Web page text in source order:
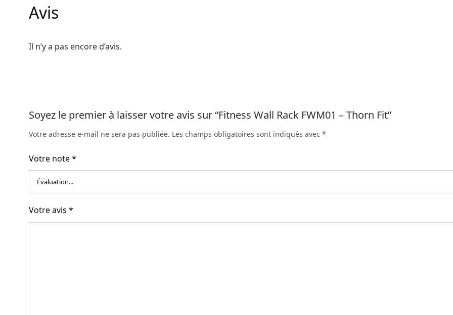
Avis
Il n’y a pas encore d’avis.
Soyez le premier à laisser votre avis sur “Fitness Wall Rack FWM01 – Thorn Fit”
Votre adresse e-mail ne sera pas publiée. Les champs obligatoires sont indiqués avec*
Votre note*
Votre avis*